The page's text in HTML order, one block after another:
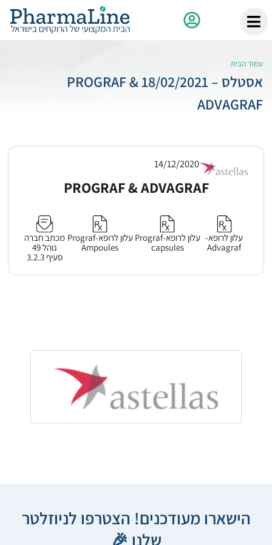
עמוד הבית
אסטלס – 18/02/2021 PROGRAF &
ADVAGRAF
14/12/2020
PROGRAF & ADVAGRAF
עלון לרופא-
Advagraf
עלון לרופא-Prograf
capsules
עלון לרופא-Prograf
Ampoules
מכתב חברה
נוהל 49
סעיף 3.2.3
הישארו מעודכנים! הצטרפו לניוזלטר
שלנו 🎉